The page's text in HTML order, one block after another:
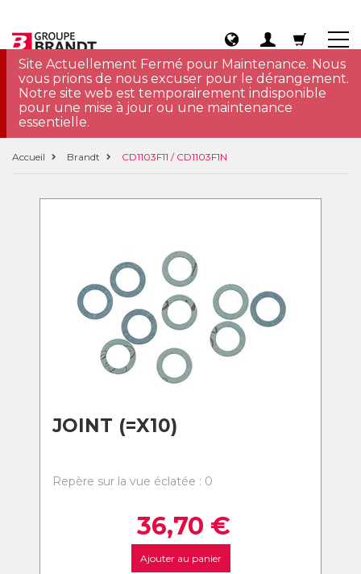
Site Actuellement Fermé pour Maintenance. Nous
vous prions de nous excuser pour le dérangement.
Notre site web est temporairement indisponible
pour une mise à jour ou une maintenance
essentielle.
Accueil Brandt CD1103F11 / CD1103F1N
JOINT (=X10)
Repère sur la vue éclatée : 0
36,70 €
Ajouter au panier